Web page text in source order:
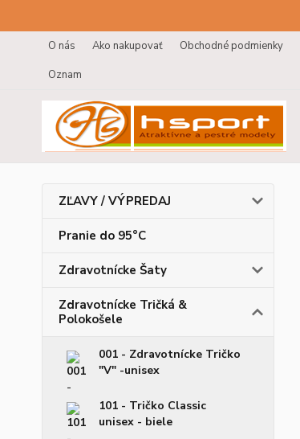
O nás Ako nakupovať Obchodné podmienky
Oznam
ZĽAVY / VÝPREDAJ
Pranie do 95°C
Zdravotnícke Šaty
Zdravotnícke Tričká &
Polokošele
001 - Zdravotnícke Tričko
"V" -unisex
101 - Tričko Classic
unisex - biele